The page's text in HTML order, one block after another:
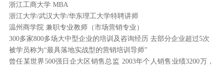
浙江工商大学 MBA
浙江大学/武汉大学/华东理工大学特聘讲师
温州商学院 兼职专业教师（市场营销专业）
300多家800多场大中型企业的培训及咨询经历 去部分企业超过5次
被学员称为“最具落地实战型的营销培训导师”
曾任某世界500强日企大区销售总监 2003年个人销售业绩3200万，